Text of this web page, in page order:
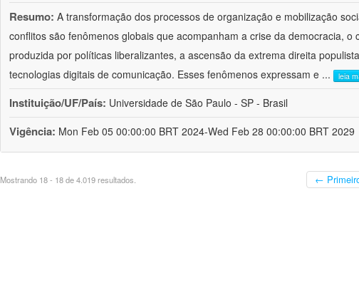
Resumo: A transformação dos processos de organização e mobilização
conflitos são fenômenos globais que acompanham a crise da democracia, o
produzida por políticas liberalizantes, a ascensão da extrema direita
tecnologias digitais de comunicação. Esses fenômenos expressam e ... leia
Instituição/UF/País: Universidade de São Paulo - SP - Brasil
Vigência: Mon Feb 05 00:00:00 BRT 2024-Wed Feb 28 00:00:00 BRT 2029
Mostrando 18 - 18 de 4.019 resultados. ←